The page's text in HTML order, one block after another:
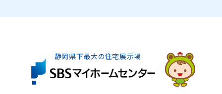
静岡県下最大の住宅展示場